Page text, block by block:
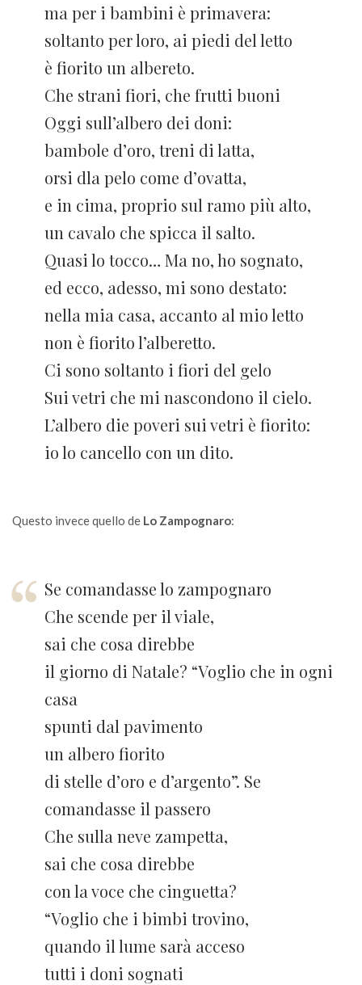
ma per i bambini è primavera:
soltanto per loro, ai piedi del letto
è fiorito un albereto.
Che strani fiori, che frutti buoni
Oggi sull’albero dei doni:
bambole d’oro, treni di latta,
orsi dla pelo come d’ovatta,
e in cima, proprio sul ramo più alto,
un cavalo che spicca il salto.
Quasi lo tocco… Ma no, ho sognato,
ed ecco, adesso, mi sono destato:
nella mia casa, accanto al mio letto
non è fiorito l’alberetto.
Ci sono soltanto i fiori del gelo
Sui vetri che mi nascondono il cielo.
L’albero die poveri sui vetri è fiorito:
io lo cancello con un dito.
Questo invece quello de Lo Zampognaro:
Se comandasse lo zampognaro
Che scende per il viale,
sai che cosa direbbe
il giorno di Natale? “Voglio che in ogni
casa
spunti dal pavimento
un albero fiorito
di stelle d’oro e d’argento”. Se
comandasse il passero
Che sulla neve zampetta,
sai che cosa direbbe
con la voce che cinguetta?
“Voglio che i bimbi trovino,
quando il lume sarà acceso
tutti i doni sognati